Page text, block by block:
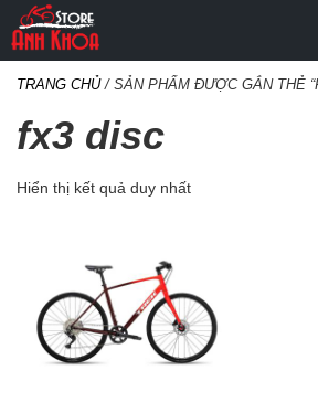
TRANG CHỦ/ SẢN PHẨM ĐƯỢC GẮN THẺ
fx3 disc
Hiển thị kết quả duy nhất